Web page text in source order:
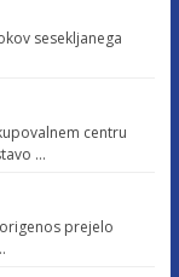
sesekljanega
centru
…
prejelo